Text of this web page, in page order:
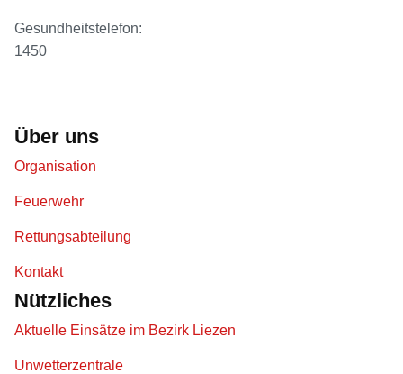
Gesundheitstelefon:
1450
Über uns
Organisation
Feuerwehr
Rettungsabteilung
Kontakt
Nützliches
Aktuelle Einsätze im Bezirk Liezen
Unwetterzentrale